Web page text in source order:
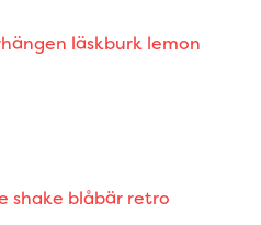
läskburk lemon
shake blåbär retro